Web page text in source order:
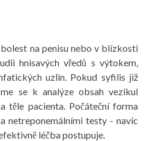
na penisu nebo v blízkosti
hnisavých vředů s výtokem,
uzlin. Pokud syfilis již
se k analýze obsah vezikul
těle pacienta. Počáteční forma
netreponemálními testy - navíc
léčba postupuje.